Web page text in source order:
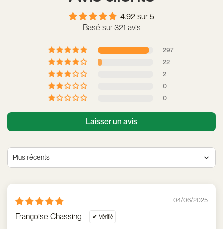
Évitez d’utiliser des produits chimiques abrasifs ou des
nettoyants puissants qui pourraient endommager le casque.
4.92 sur 5
Basé sur 321 avis
297
22
2
0
0
Laisser un avis
Sort by
04/06/2025
Françoise Chassing